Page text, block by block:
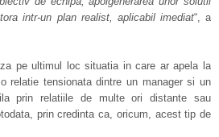
intr-un plan realist, aplicabil imediat“, a
pe ultimul loc situatia in care ar apela la
relatie tensionata dintre un manager si un
prin relatiile de multe ori distante sau
prin credinta ca, oricum, acest tip de